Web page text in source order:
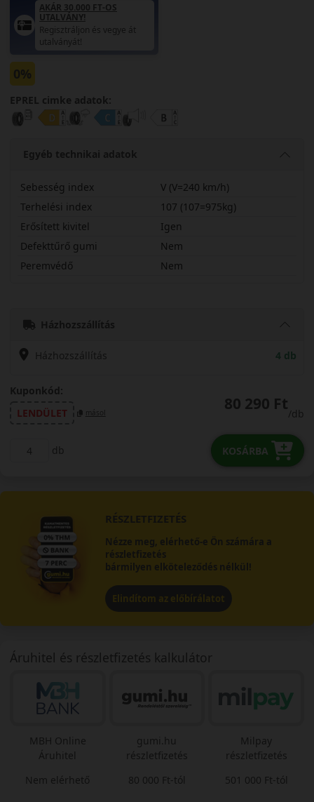
AKÁR 30.000 FT-OS
UTALVÁNY!
Regisztráljon és vegye át
utalványát!
0%
EPREL cimke adatok:
Egyéb technikai adatok
Sebesség index
V (V=240 km/h)
Terhelési index
107 (107=975kg)
Erősített kivitel
Igen
Defekttűrő gumi
Nem
Peremvédő
Nem
Házhozszállítás
Házhozszállítás 4 db
Kuponkód:
LENDÜLET
másol 80 290 Ft
/db
db KOSÁRBA
RÉSZLETFIZETÉS
Nézze meg, elérhető-e Ön számára a
részletfizetés
bármilyen elköteleződés nélkül!
Elindítom az előbírálatot
Áruhitel és részletfizetés kalkulátor
MBH Online
Áruhitel
Nem elérhető
gumi.hu
részletfizetés
80 000 Ft-tól
Milpay
részletfizetés
501 000 Ft-tól